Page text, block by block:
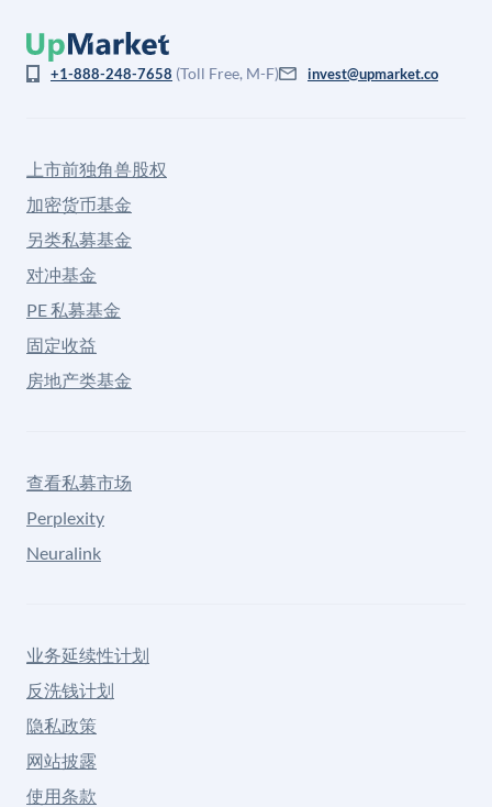
+1-888-248-7658 (Toll Free, M-F) invest@upmarket.co
上市前独角兽股权
加密货币基金
另类私募基金
对冲基金
PE 私募基金
固定收益
房地产类基金
查看私募市场
Perplexity
Neuralink
业务延续性计划
反洗钱计划
隐私政策
网站披露
使用条款